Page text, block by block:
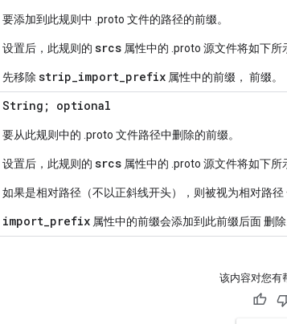
要添加到此规则中 .proto 文件的路径的前缀。
设置后，此规则的 srcs 属性中的 .proto 源文件将如下所
先移除 strip_import_prefix 属性中的前缀， 前缀。
String; optional
要从此规则中的 .proto 文件路径中删除的前缀。
设置后，此规则的 srcs 属性中的 .proto 源文件将如下所
如果是相对路径（不以正斜线开头），则被视为相对路
import_prefix 属性中的前缀会添加到此前缀后面 删除
该内容对您有